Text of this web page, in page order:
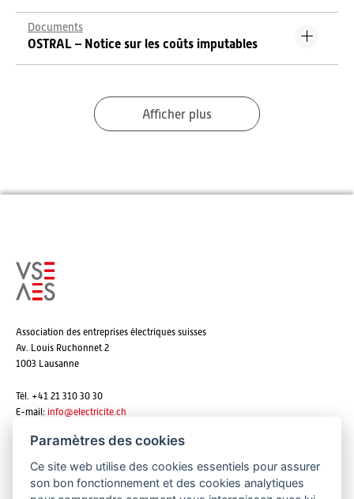
Documents
OSTRAL – Notice sur les coûts imputables
Afficher plus
Association des entreprises électriques suisses
Av. Louis Ruchonnet 2
1003 Lausanne
Tél. +41 21 310 30 30
E-mail: info@electricite.ch
S'abonner aux newsletters
Paramètres des cookies
Ce site web utilise des cookies essentiels pour assurer
son bon fonctionnement et des cookies analytiques